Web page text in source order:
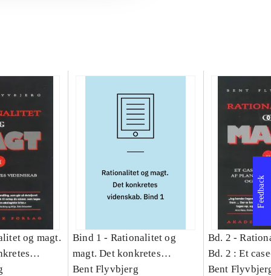
og magt.
Bind 1 - Rationalitet og
magt. Det konkretes
videnskab. Bind 1
Bent Flyvbjerg
Bd. 2 -
Bd. 2 : Et
studie af
Bent
Feedback